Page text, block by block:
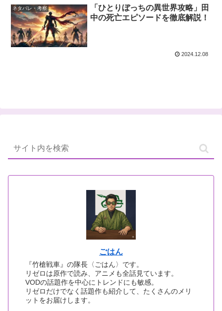
ネタバレ・考察
「ひとりぼっちの異世界攻略」田
中の死亡エピソードを徹底解説！
2024.12.08
ごはん
『竹槍戦車』の隊長〈ごはん〉です。
リゼロは原作で読み、アニメも全話見ています。
VODの話題作を中心にトレンドにも敏感。
リゼロだけでなく話題作も紹介して、たくさんのメリ
ットをお届けします。